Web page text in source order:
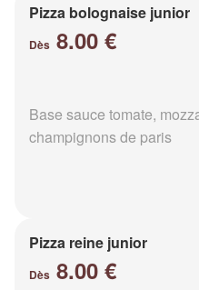
Pizza bolognaise junior
Dès 8.00 €
Base sauce tomate,
champignons de paris
Pizza reine junior
Dès 8.00 €